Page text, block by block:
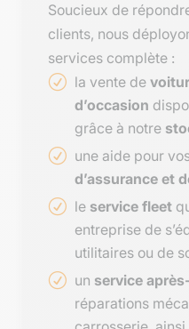
Soucieux de
clients, nous
services complète :
la vente de
d’occasion
grâce à notre
une aide pour
d’assurance et
le service fleet
entreprise de
utilitaires ou de
un service
réparations